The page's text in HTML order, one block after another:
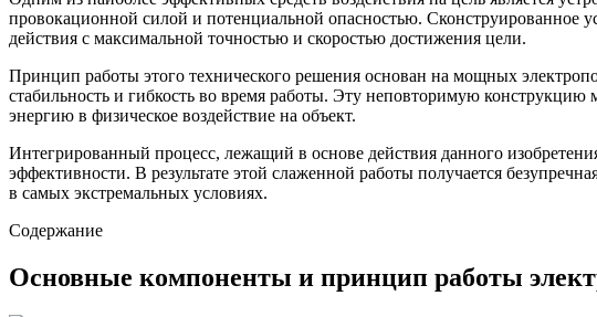
провокационной силой и потенциальной опасностью. Сконструированное
действия с максимальной точностью и скоростью достижения цели.
Принцип работы этого технического решения основан на мощных
стабильность и гибкость во время работы. Эту неповторимую
энергию в физическое воздействие на объект.
Интегрированный процесс, лежащий в основе действия данного
эффективности. В результате этой слаженной работы получается
в самых экстремальных условиях.
Содержание
Основные компоненты и принцип работы